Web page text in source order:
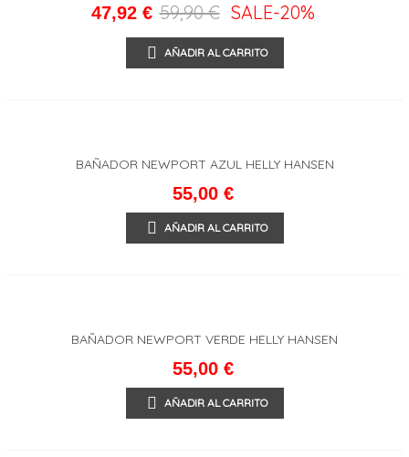
47,92 € 59,90 € SALE-20%
AÑADIR AL CARRITO
BAÑADOR NEWPORT AZUL HELLY HANSEN
55,00 €
AÑADIR AL CARRITO
BAÑADOR NEWPORT VERDE HELLY HANSEN
55,00 €
AÑADIR AL CARRITO